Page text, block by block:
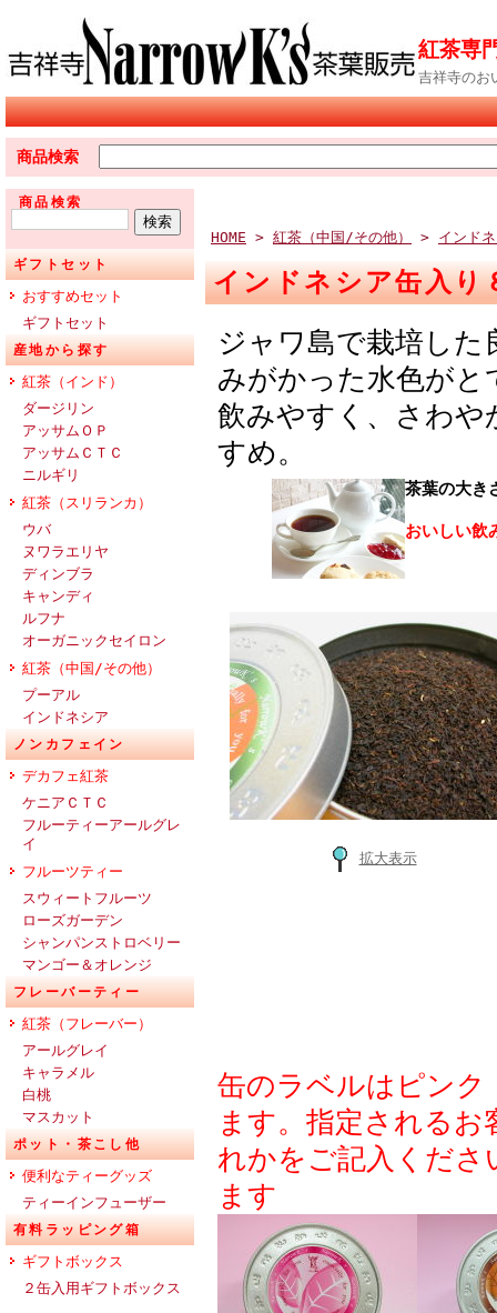
紅茶専
吉祥寺のお
商品検索
商品検索
ギフトセット
おすすめセット
ギフトセット
産地から探す
紅茶（インド）
ダージリン
アッサムＯＰ
アッサムＣＴＣ
ニルギリ
紅茶（スリランカ）
ウバ
ヌワラエリヤ
ディンブラ
キャンディ
ルフナ
オーガニックセイロン
紅茶（中国/その他）
プーアル
インドネシア
ノンカフェイン
デカフェ紅茶
ケニアＣＴＣ
フルーティーアールグレ
イ
フルーツティー
スウィートフルーツ
ローズガーデン
シャンパンストロベリー
マンゴー＆オレンジ
フレーバーティー
紅茶（フレーバー）
アールグレイ
キャラメル
白桃
マスカット
ポット・茶こし他
便利なティーグッズ
ティーインフューザー
有料ラッピング箱
ギフトボックス
２缶入用ギフトボックス
HOME > 紅茶（中国/その他） > インド
インドネシア缶入り
ジャワ島で栽培し
みがかった水色が
飲みやすく、さわや
すめ。
茶葉の大き
おいしい飲
拡大表示
缶のラベルはピン
ます。指定される
れかをご記入くだ
ます